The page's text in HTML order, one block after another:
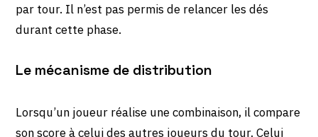
par tour. Il n’est pas permis de relancer les dés
durant cette phase.
Le mécanisme de distribution
Lorsqu’un joueur réalise une combinaison, il compare
son score à celui des autres joueurs du tour. Celui